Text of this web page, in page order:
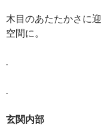
木目のあたたかさに
空間に。
.
.
玄関内部